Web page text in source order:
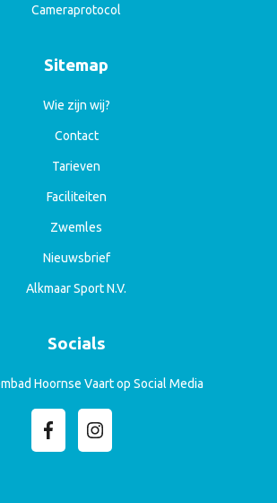
Cameraprotocol
Sitemap
Wie zijn wij?
Contact
Tarieven
Faciliteiten
Zwemles
Nieuwsbrief
Alkmaar Sport N.V.
Socials
Hoornse Vaart op Social Media